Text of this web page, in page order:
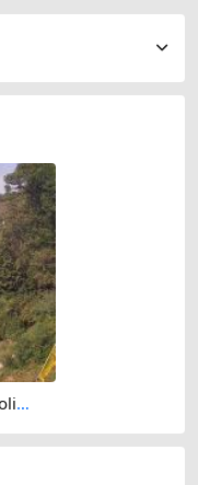
Sessa › South-west: Hotel I Grappoli - 6997 - Switzerland: Monte Sette Termini (r.), Monte Mezzano (l.), Tresa Valley & River running from Ponte Tresa to Luino